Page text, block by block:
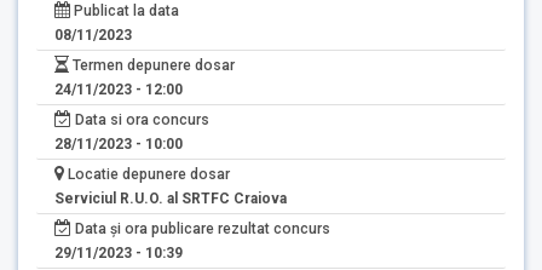
Publicat la data
08/11/2023
Termen depunere dosar
24/11/2023 - 12:00
Data si ora concurs
28/11/2023 - 10:00
Locatie depunere dosar
Serviciul R.U.O. al SRTFC Craiova
Data și ora publicare rezultat concurs
29/11/2023 - 10:39